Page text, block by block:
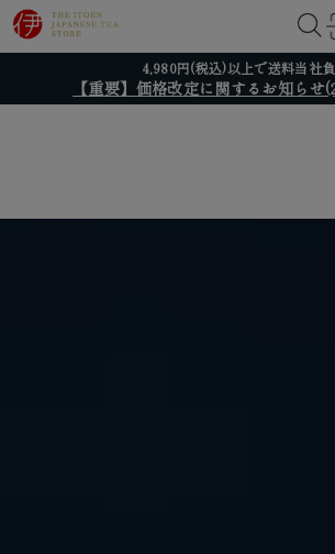
4,980円(税込)以上で送料当社
【重要】価格改定に関するお知ら